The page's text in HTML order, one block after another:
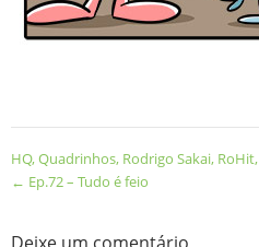
HQ,Quadrinhos, Rodrigo Sakai, RoHit,
← Ep.72 – Tudo é feio
Deixe um comentário